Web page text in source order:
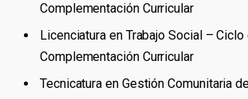
Complementación Curricular
Licenciatura en Trabajo Social – Ciclo
Complementación Curricular
Tecnicatura en Gestión Comunitaria